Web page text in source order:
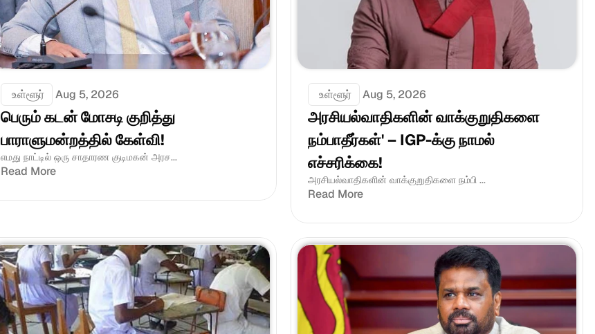
உள்ளூர் Aug 5, 2026
பெரும் கடன் மோசடி குறித்து
பாராளுமன்றத்தில் கேள்வி!
எமது நாட்டில் ஒரு சாதாரண குடிமகன் அரச...
Read More
உள்ளூர் Aug 5, 2026
அரசியல்வாதிகளின் வாக்குறுதிகளை
நம்பாதீர்கள்' – IGP-க்கு நாமல்
எச்சரிக்கை!
அரசியல்வாதிகளின் வாக்குறுதிகளை நம்பி ...
Read More